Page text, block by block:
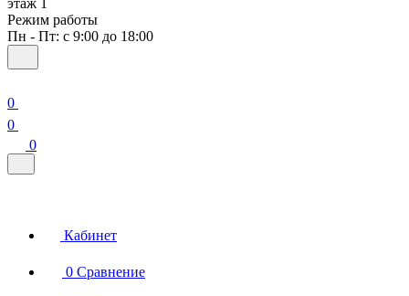
этаж 1
Режим работы
Пн - Пт: с 9:00 до 18:00
0
0
0
Кабинет
0 Сравнение